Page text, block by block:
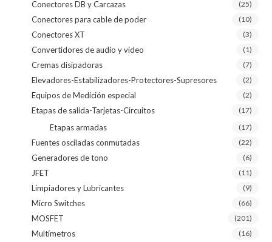
Conectores DB y Carcazas (25)
Conectores para cable de poder (10)
Conectores XT (3)
Convertidores de audio y video (1)
Cremas disipadoras (7)
Elevadores-Estabilizadores-Protectores-Supresores (2)
Equipos de Medición especial (2)
Etapas de salida-Tarjetas-Circuitos (17)
Etapas armadas (17)
Fuentes osciladas conmutadas (22)
Generadores de tono (6)
JFET (11)
Limpiadores y Lubricantes (9)
Micro Switches (66)
MOSFET (201)
Multímetros (16)